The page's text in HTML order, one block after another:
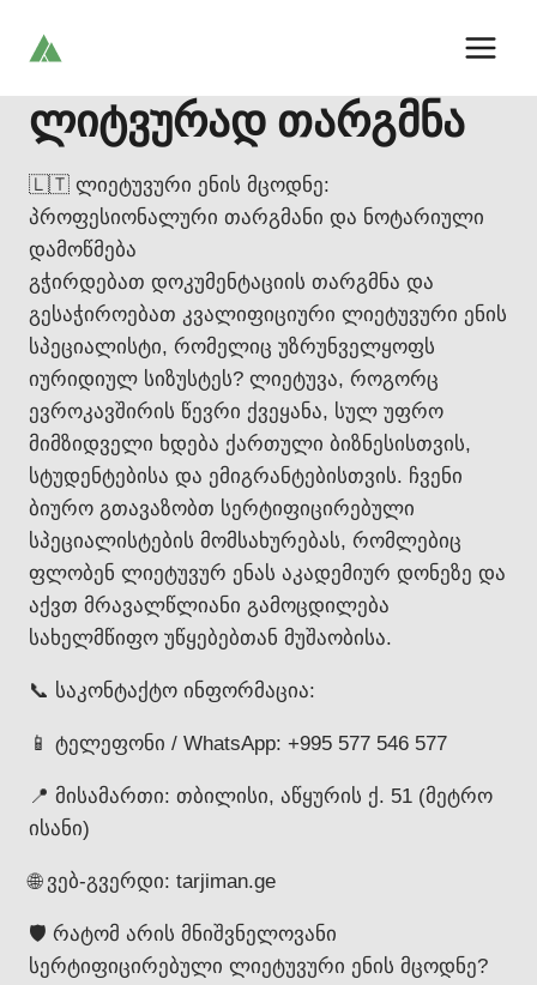
ლიტვურად თარგმნა
🇱🇹 ლიეტუვური ენის მცოდნე:
პროფესიონალური თარგმანი და ნოტარიული
დამოწმება
გჭირდებათ დოკუმენტაციის თარგმნა და
გესაჭიროებათ კვალიფიციური ლიეტუვური ენის
სპეციალისტი, რომელიც უზრუნველყოფს
იურიდიულ სიზუსტეს? ლიეტუვა, როგორც
ევროკავშირის წევრი ქვეყანა, სულ უფრო
მიმზიდველი ხდება ქართული ბიზნესისთვის,
სტუდენტებისა და ემიგრანტებისთვის. ჩვენი
ბიურო გთავაზობთ სერტიფიცირებული
სპეციალისტების მომსახურებას, რომლებიც
ფლობენ ლიეტუვურ ენას აკადემიურ დონეზე და
აქვთ მრავალწლიანი გამოცდილება
სახელმწიფო უწყებებთან მუშაობისა.
📞 საკონტაქტო ინფორმაცია:
📱 ტელეფონი / WhatsApp: +995 577 546 577
📍 მისამართი: თბილისი, აწყურის ქ. 51 (მეტრო
ისანი)
🌐 ვებ-გვერდი: tarjiman.ge
🛡️ რატომ არის მნიშვნელოვანი
სერტიფიცირებული ლიეტუვური ენის მცოდნე?